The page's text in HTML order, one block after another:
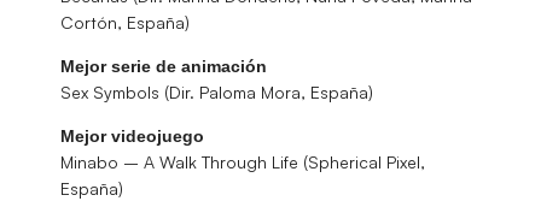
Cortón, España)
Mejor serie de animación
Sex Symbols (Dir. Paloma Mora, España)
Mejor videojuego
Minabo – A Walk Through Life (Spherical Pixel,
España)